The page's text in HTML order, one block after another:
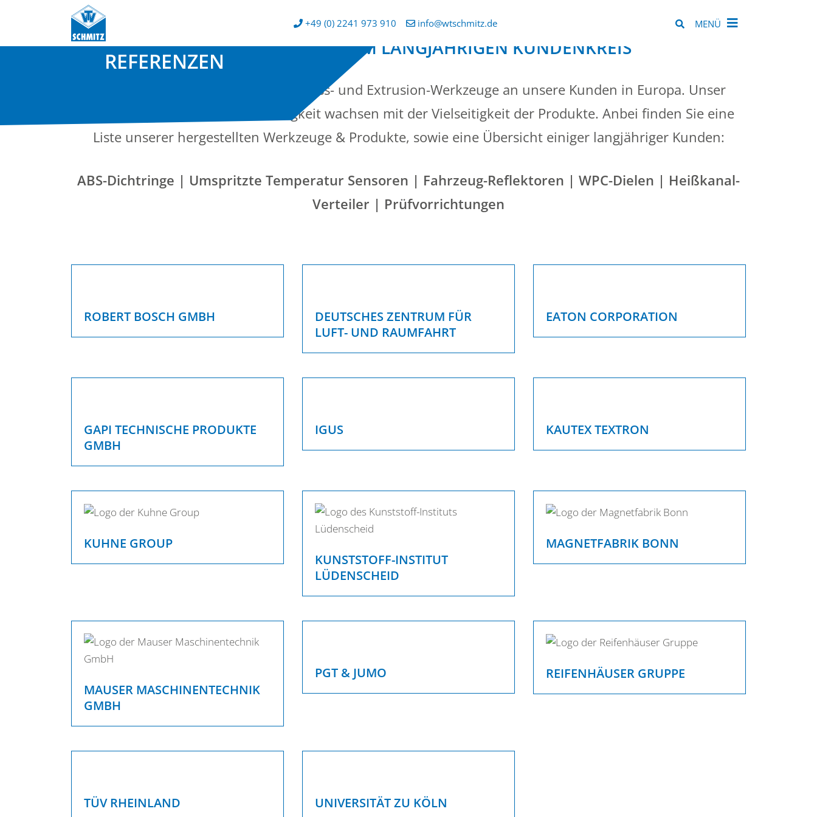
+49 (0) 2241 973 910 info@wtschmitz.de MENÜ
REFERENZEN
AUSZUG AUS UNSEREM LANGJÄHRIGEN KUNDENKREIS
Seit 1979 liefern wir unsere Spritzguss- und Extrusion-Werkzeuge an unsere Kunden in Europa. Unser
Know-how und unsere Zuverlässigkeit wachsen mit der Vielseitigkeit der Produkte. Anbei finden Sie eine
Liste unserer hergestellten Werkzeuge & Produkte, sowie eine Übersicht einiger langjähriger Kunden:
ABS-Dichtringe | Umspritzte Temperatur Sensoren | Fahrzeug-Reflektoren | WPC-Dielen | Heißkanal-
Verteiler | Prüfvorrichtungen
ROBERT BOSCH GMBH
DEUTSCHES ZENTRUM FÜR
LUFT- UND RAUMFAHRT
EATON CORPORATION
GAPI TECHNISCHE PRODUKTE
GMBH
IGUS KAUTEX TEXTRON
KUHNE GROUP
KUNSTSTOFF-INSTITUT
LÜDENSCHEID
MAGNETFABRIK BONN
MAUSER MASCHINENTECHNIK
GMBH
PGT & JUMO REIFENHÄUSER GRUPPE
TÜV RHEINLAND UNIVERSITÄT ZU KÖLN